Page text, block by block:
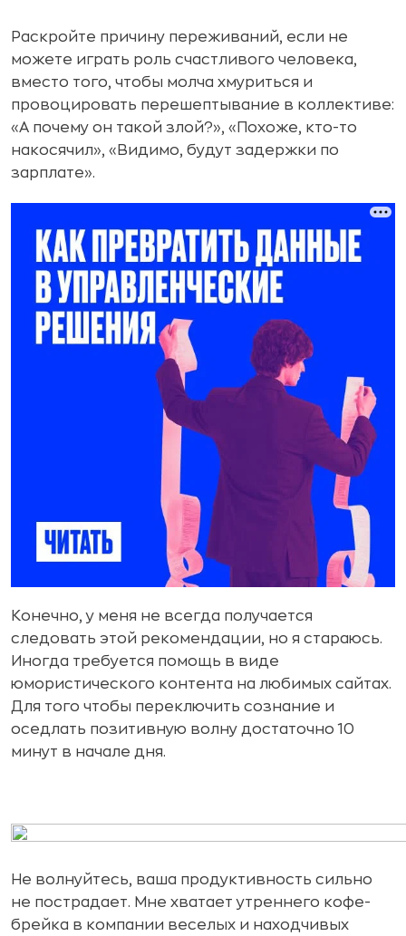
Раскройте причину переживаний, если не
можете играть роль счастливого человека,
вместо того, чтобы молча хмуриться и
провоцировать перешептывание в коллективе:
«А почему он такой злой?», «Похоже, кто-то
накосячил», «Видимо, будут задержки по
зарплате».
Конечно, у меня не всегда получается
следовать этой рекомендации, но я стараюсь.
Иногда требуется помощь в виде
юмористического контента на любимых сайтах.
Для того чтобы переключить сознание и
оседлать позитивную волну достаточно 10
минут в начале дня.
Не волнуйтесь, ваша продуктивность сильно
не пострадает. Мне хватает утреннего кофе-
брейка в компании веселых и находчивых